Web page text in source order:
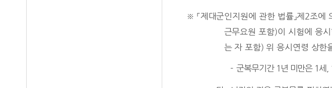
※ 「제대군인지원에 관한 법률」제 2조에
근무요원 포함)이 시험에 응
는 자 포함)위 응시연령 상한
-군복무기간 1 년 미만은 1세